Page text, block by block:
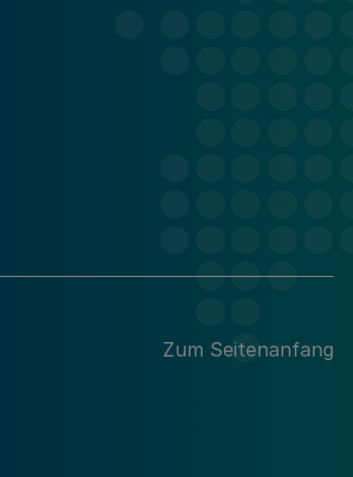
Zum Seitenanfang